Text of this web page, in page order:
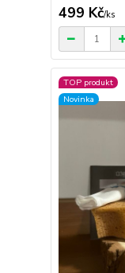
499 Kč/ks
TOP produkt
Novinka